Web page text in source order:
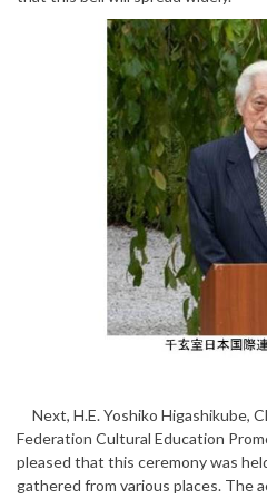
Next, H.E. Yoshiko Higashikube,
Federation Cultural Education
pleased that this ceremony was
gathered from various places. The